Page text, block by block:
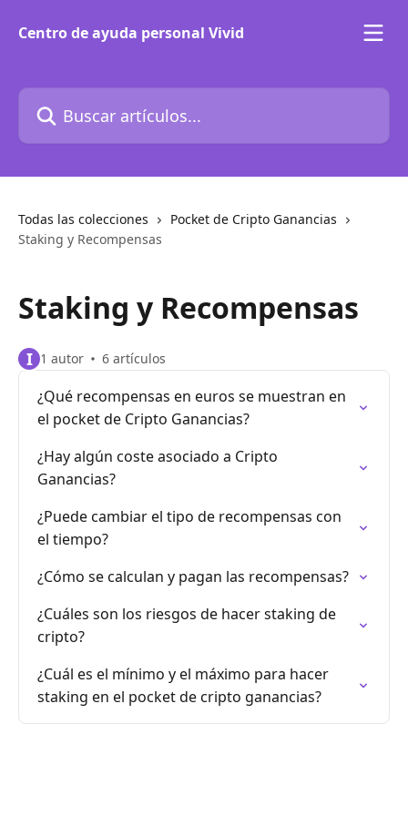
Centro de ayuda personal Vivid
Buscar artículos...
Todas las colecciones
Pocket de Cripto Ganancias
Staking y Recompensas
Staking y Recompensas
I 1 autor 6 artículos
¿Qué recompensas en euros se muestran en
el pocket de Cripto Ganancias?
¿Hay algún coste asociado a Cripto
Ganancias?
¿Puede cambiar el tipo de recompensas con
el tiempo?
¿Cómo se calculan y pagan las recompensas?
¿Cuáles son los riesgos de hacer staking de
cripto?
¿Cuál es el mínimo y el máximo para hacer
staking en el pocket de cripto ganancias?